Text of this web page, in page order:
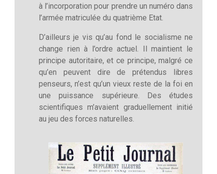
à l’incorporation pour prendre un numéro dans
l’armée matriculée du quatrième Etat.
D’ailleurs je vis qu’au fond le socialisme ne
change rien à l’ordre actuel. Il maintient le
principe autoritaire, et ce principe, malgré ce
qu’en peuvent dire de prétendus libres
penseurs, n’est qu’un vieux reste de la foi en
une puissance supérieure. Des études
scientifiques m’avaient graduellement initié
au jeu des forces naturelles.